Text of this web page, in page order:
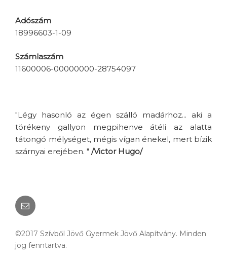
Adószám
18996603-1-09
Számlaszám
11600006-00000000-28754097
"Légy hasonló az égen szálló madárhoz... aki a
törékeny gallyon megpihenve átéli az alatta
tátongó mélységet, mégis vígan énekel, mert bízik
szárnyai erejében. " /Victor Hugo/
Email
©2017 Szívből Jövő Gyermek Jövő Alapítvány. Minden
jog fenntartva.